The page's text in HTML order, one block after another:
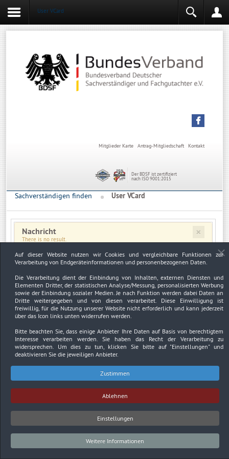
User VCard
Angemeldet bleiben
Kontakt
Antrag-Mitgliedschaft
Mitglieder Karte
Der BDSF ist zertifiziert
nach ISO 9001:2015
Sachverständigen finden User VCard
×
Nachricht
There is no result.
×
Warnung
JUser: :_load: Fehler beim Laden des Benutzers mit der ID: 2596
Impressum
Datenschutzerklärung Urheberrechtsnachweise
Copyright © 2026. Bundesverband Deutscher
Sachverständiger und Fachgutachter BDSF e.V..
Auf dieser Website nutzen wir Cookies und vergleichbare Funktionen zur
Verarbeitung von Endgeräteinformationen und personenbezogenen Daten.
Die Verarbeitung dient der Einbindung von Inhalten, externen Diensten und
Elementen Dritter, der statistischen Analyse/Messung, personalisierten Werbung
sowie der Einbindung sozialer Medien. Je nach Funktion werden dabei Daten an
Dritte weitergegeben und von diesen verarbeitet. Diese Einwilligung ist
freiwillig, für die Nutzung unserer Website nicht erforderlich und kann jederzeit
über das Icon links unten widerrufen werden.
Bitte beachten Sie, dass einige Anbieter Ihre Daten auf Basis von berechtigtem
Interesse verarbeiten werden. Sie haben das Recht der Verarbeitung zu
widersprechen. Um dies zu tun, klicken Sie bitte auf "Einstellungen"und
deaktivieren Sie die jeweiligen Anbieter.
Zustimmen
Ablehnen
Einstellungen
Weitere Informationen